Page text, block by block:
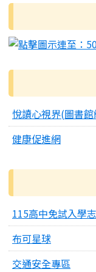
右邊區域內容
悅讀心視界(圖書
健康促進網
115高中免試入學
布可星球
交通安全專區